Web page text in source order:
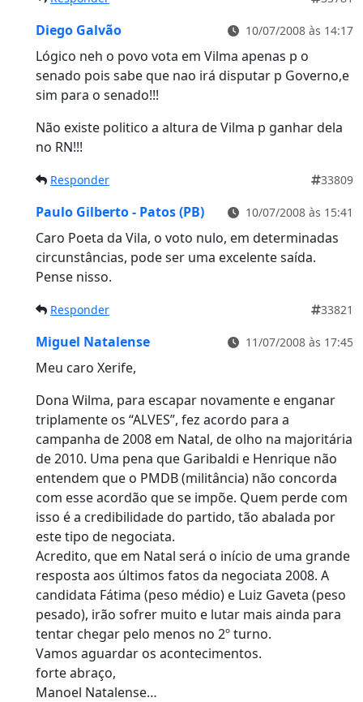
Diego Galvão 10/07/2008 às 14:17
Lógico neh o povo vota em Vilma apenas p o
senado pois sabe que nao irá disputar p Governo,e
sim para o senado!!!
Não existe politico a altura de Vilma p ganhar dela
no RN!!!
Responder 33809
Paulo Gilberto - Patos (PB) 10/07/2008 às 15:41
Caro Poeta da Vila, o voto nulo, em determinadas
circunstâncias, pode ser uma excelente saída.
Pense nisso.
Responder 33821
Miguel Natalense 11/07/2008 às 17:45
Meu caro Xerife,
Dona Wilma, para escapar novamente e enganar
triplamente os “ALVES”, fez acordo para a
campanha de 2008 em Natal, de olho na majoritária
de 2010. Uma pena que Garibaldi e Henrique não
entendem que o PMDB (militância) não concorda
com esse acordão que se impõe. Quem perde com
isso é a credibilidade do partido, tão abalada por
este tipo de negociata.
Acredito, que em Natal será o início de uma grande
resposta aos últimos fatos da negociata 2008. A
candidata Fátima (peso médio) e Luiz Gaveta (peso
pesado), irão sofrer muito e lutar mais ainda para
tentar chegar pelo menos no 2º turno.
Vamos aguardar os acontecimentos.
forte abraço,
Manoel Natalense…